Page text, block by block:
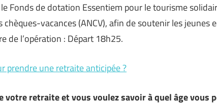
Fonds de dotation Essentiem pour le tourisme
chèques-vacances (ANCV), afin de soutenir les jeunes
de l’opération : Départ 18h25.
prendre une retraite anticipée ?
votre retraite et vous voulez savoir à quel âge vous